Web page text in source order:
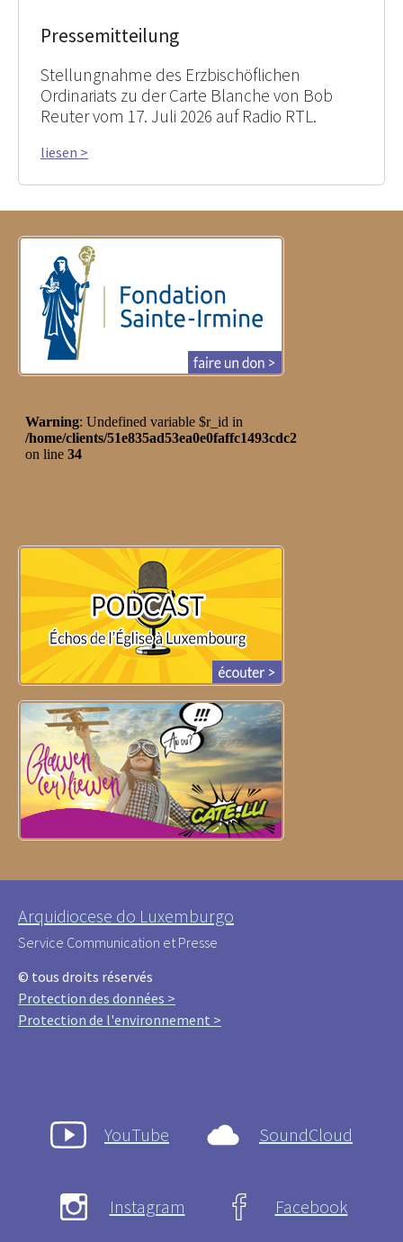
Pressemitteilung
Stellungnahme des Erzbischöflichen
Ordinariats zu der Carte Blanche von Bob
Reuter vom 17. Juli 2026 auf Radio RTL.
liesen >
Arquidiocese do Luxemburgo
Service Communication et Presse
© tous droits réservés
Protection des données >
Protection de l'environnement >
YouTube SoundCloud
Instagram Facebook